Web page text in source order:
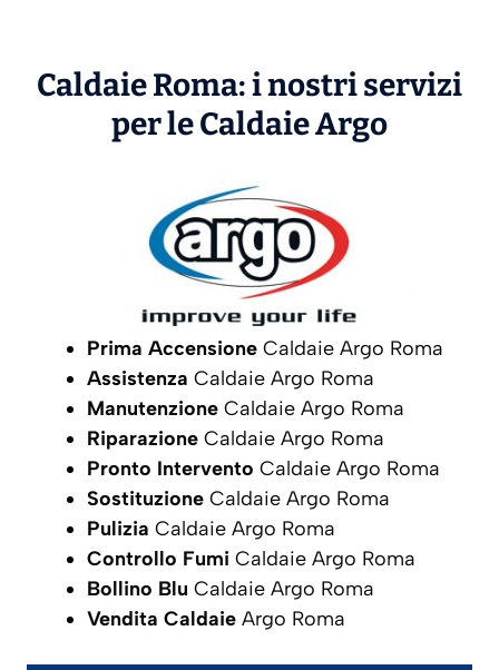
Caldaie Roma: i nostri servizi
per le CaldaieArgo
Prima Accensione Caldaie Argo Roma
Assistenza Caldaie Argo Roma
Manutenzione Caldaie Argo Roma
Riparazione Caldaie Argo Roma
Pronto Intervento Caldaie Argo Roma
Sostituzione Caldaie Argo Roma
Pulizia Caldaie Argo Roma
Controllo Fumi Caldaie Argo Roma
Bollino Blu Caldaie Argo Roma
Vendita Caldaie Argo Roma